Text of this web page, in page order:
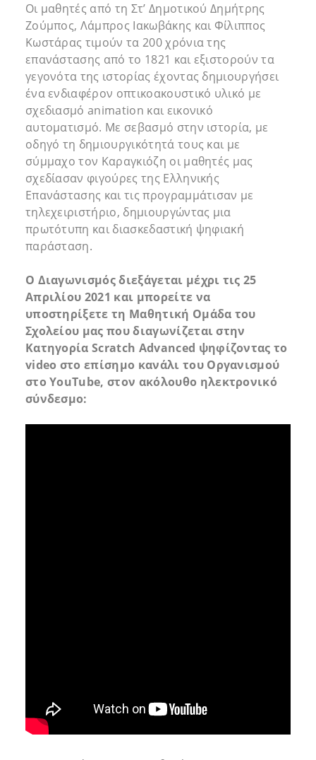
Οι μαθητές από τη Στ’ Δημοτικού Δημήτρης
Ζούμπος, Λάμπρος Ιακωβάκης και Φίλιππος
Κωστάρας τιμούν τα 200 χρόνια της
επανάστασης από το 1821 και εξιστορούν τα
γεγονότα της ιστορίας έχοντας δημιουργήσει
ένα ενδιαφέρον οπτικοακουστικό υλικό με
σχεδιασμό animation και εικονικό
αυτοματισμό. Με σεβασμό στην ιστορία, με
οδηγό τη δημιουργικότητά τους και με
σύμμαχο τον Καραγκιόζη οι μαθητές μας
σχεδίασαν φιγούρες της Ελληνικής
Επανάστασης και τις προγραμμάτισαν με
τηλεχειριστήριο, δημιουργώντας μια
πρωτότυπη και διασκεδαστική ψηφιακή
παράσταση.
Ο Διαγωνισμός διεξάγεται μέχρι τις 25
Απριλίου 2021 και μπορείτε να
υποστηρίξετε τη Μαθητική Ομάδα του
Σχολείου μας που διαγωνίζεται στην
ΚατηγορίαScratch Advanced ψηφίζοντας το
video στο επίσημο κανάλι του Οργανισμού
στοYouTube, στον ακόλουθο ηλεκτρονικό
σύνδεσμο: